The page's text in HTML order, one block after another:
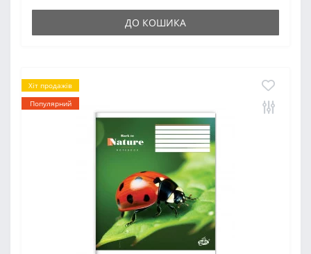
ДО КОШИКА
Хіт продажів
Популярний